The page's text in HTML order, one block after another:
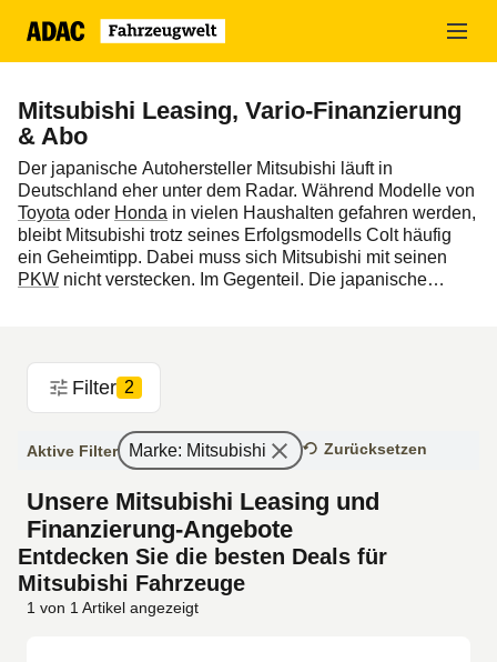
Mitsubishi Leasing, Vario-Finanzierung
& Abo
Der japanische Autohersteller Mitsubishi läuft in
Deutschland eher unter dem Radar. Während Modelle von
Toyota oder Honda in vielen Haushalten gefahren werden,
bleibt Mitsubishi trotz seines Erfolgsmodells Colt häufig
ein Geheimtipp. Dabei muss sich Mitsubishi mit seinen
PKW nicht verstecken. Im Gegenteil. Die japanische
Modellevon Mitsubishi als Neuwagen günstig
finanzierenund von einem attraktiven
Preisleistungsverhältnis profitieren. Optional bieten wir
Ihnen abgerundete Service- und Versicherungspakete an,
mit welchen Sie Ihr Mitsubishi Leasing perfekt ergänzen
Filter 2
Aktive Filter Marke: Mitsubishi Zurücksetzen
Unsere Mitsubishi Leasing und
Finanzierung-Angebote
Entdecken Sie die besten Deals für
Mitsubishi Fahrzeuge
1 von 1 Artikel angezeigt